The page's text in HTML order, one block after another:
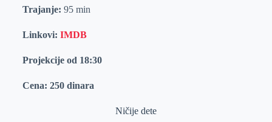
Trajanje: 95 min
Linkovi: IMDB
Projekcije od 18:30
Cena: 250 dinara
Ničije dete